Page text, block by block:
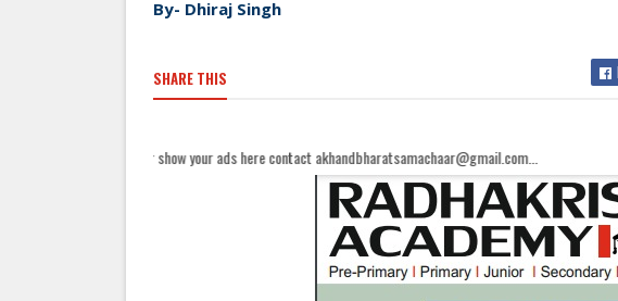
By- Dhiraj Singh
SHARE THIS
For show your ads here contact akhandbharatsamachaar@gmail.com...